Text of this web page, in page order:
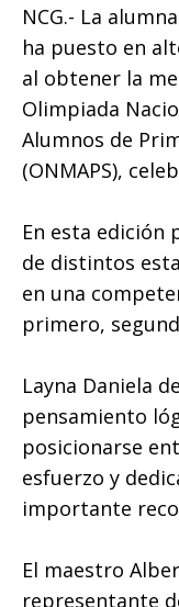
b
o
o
k
r
NCG.- La
ha puesto en
al obtener la
Olimpiada
Alumnos de
(ONMAPS),
En esta edición
de distintos
en una
primero,
Layna Daniela
pensamiento
posicionarse
esfuerzo y
importante
El maestro
representante